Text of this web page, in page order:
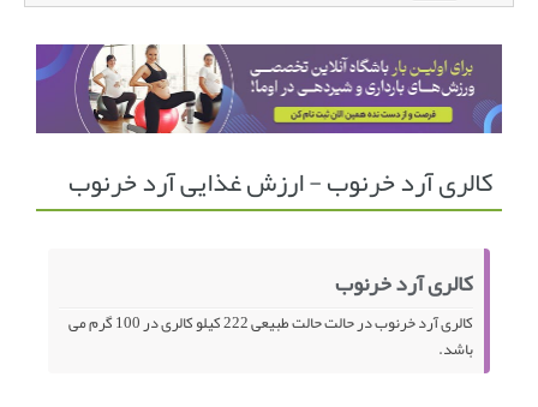
باشگاه آنلاین ورزشی اوما
دانشنامه سلامت بانوان پرسش و پاسخ
انجمن متخصصین زنان و اوما انتخاب نام کودک
تماس با ما
کالری آرد خرنوب - ارزش غذایی آرد خرنوب
کالری آرد خرنوب
کالری آرد خرنوب در حالت حالت طبیعی 222 کیلو کالری در 100 گرم می
باشد.